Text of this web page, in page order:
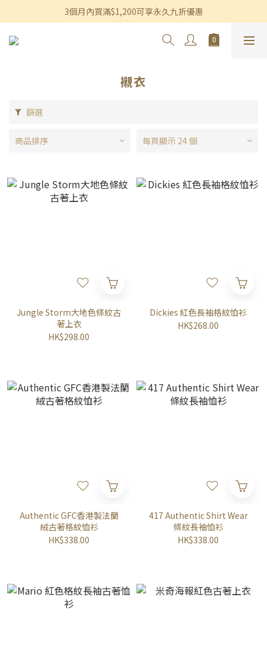
香港及澳門訂單滿$600即享免運費優惠
3個月內買滿$1,200可享永久九折優惠
香港及澳門訂單滿$600即享免運費優惠
襯衣
篩選
商品排序 每頁顯示 24 個
Jungle Storm大地色條紋古
著上衣
HK$298.00
Dickies 紅色長袖格紋恤衫
HK$268.00
Authentic GFC香港製法蘭
絨古著格紋恤衫
HK$338.00
417 Authentic Shirt Wear
條紋長袖恤衫
HK$338.00